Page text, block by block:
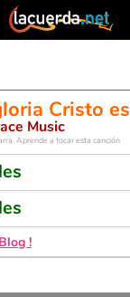
Cristo es
Music
Aprende a tocar esta canción
Blog !